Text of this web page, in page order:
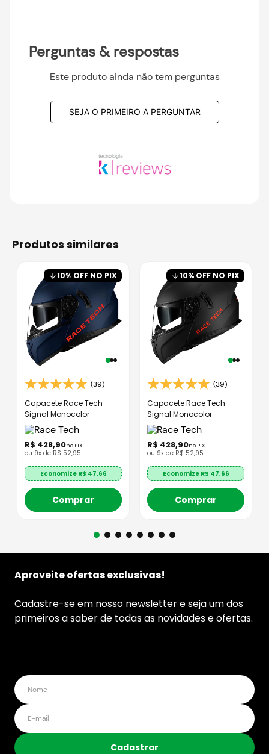
Perguntas & respostas
Este produto ainda não tem perguntas
SEJA O PRIMEIRO A PERGUNTAR
produtos similares
10% OFF NO PIX
(39)
Capacete Race Tech
Signal Monocolor
R$ 428,90no PIX
ou 9x de R$ 52,95
Economize R$ 47,66
Comprar
10% OFF NO PIX
(39)
Capacete Race Tech
Signal Monocolor
R$ 428,90no PIX
ou 9x de R$ 52,95
Economize R$ 47,66
Comprar
Aproveite ofertas exclusivas!
Cadastre-se em nosso newsletter e seja um dos
primeiros a saber de todas as novidades e ofertas.
Cadastrar